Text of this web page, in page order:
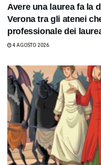
Avere una laurea fa la
Verona tra gli atenei
professionale dei
4 AGOSTO 2026